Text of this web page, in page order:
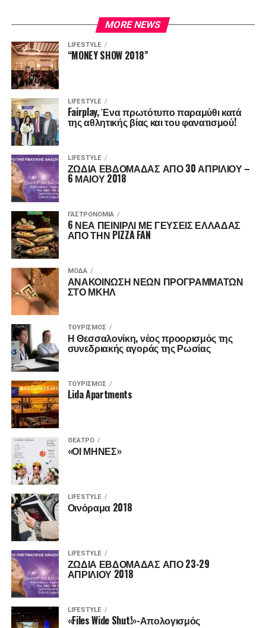
MORE NEWS
LIFESTYLE
“MONEY SHOW 2018”
LIFESTYLE
Fairplay, Ένα πρωτότυπο παραμύθι κατά
της αθλητικής βίας και του φανατισμού!
LIFESTYLE
ΖΩΔΙΑ ΕΒΔΟΜΑΔΑΣ ΑΠΟ 30 ΑΠΡΙΛΙΟΥ –
6 ΜΑΙΟΥ 2018
ΓΑΣΤΡΟΝΟΜΊΑ
6 ΝΕΑ ΠΕΙΝΙΡΛΙ ΜΕ ΓΕΥΣΕΙΣ ΕΛΛΑΔΑΣ
ΑΠΟ ΤΗΝ PIZZA FAN
ΜΌΔΑ
ΑΝΑΚΟΙΝΩΣΗ ΝΕΩΝ ΠΡΟΓΡΑΜΜΑΤΩΝ
ΣΤΟ ΜΚΗΛ
ΤΟΥΡΙΣΜΌΣ
Η Θεσσαλονίκη, νέος προορισμός της
συνεδριακής αγοράς της Ρωσίας
ΤΟΥΡΙΣΜΌΣ
Lida Apartments
ΘΈΑΤΡΟ
«ΟΙ ΜΗΝΕΣ»
LIFESTYLE
Οινόραμα 2018
LIFESTYLE
ΖΩΔΙΑ ΕΒΔΟΜΑΔΑΣ ΑΠΟ 23-29
ΑΠΡΙΛΙΟΥ 2018
LIFESTYLE
«Files Wide Shut!»-Απολογισμός